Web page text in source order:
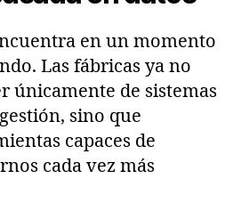
en un momento
Las fábricas ya no
únicamente de sistemas
sino que
capaces de
cada vez más